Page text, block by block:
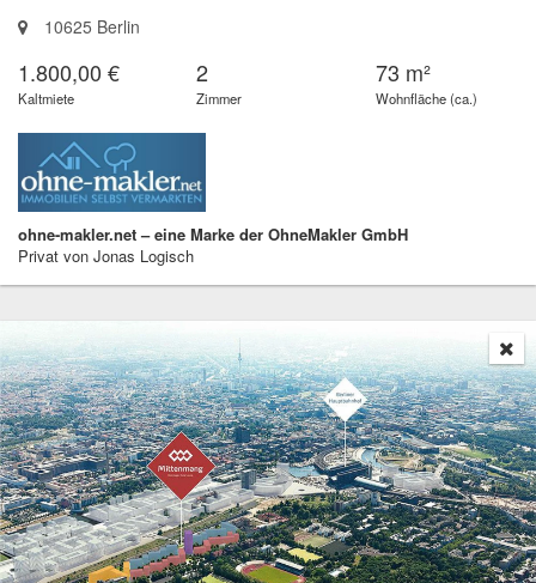
10625 Berlin
1.800,00 €
Kaltmiete
2
Zimmer
73 m²
Wohnfläche (ca.)
ohne-makler.net – eine Marke der OhneMakler GmbH
Privat von Jonas Logisch